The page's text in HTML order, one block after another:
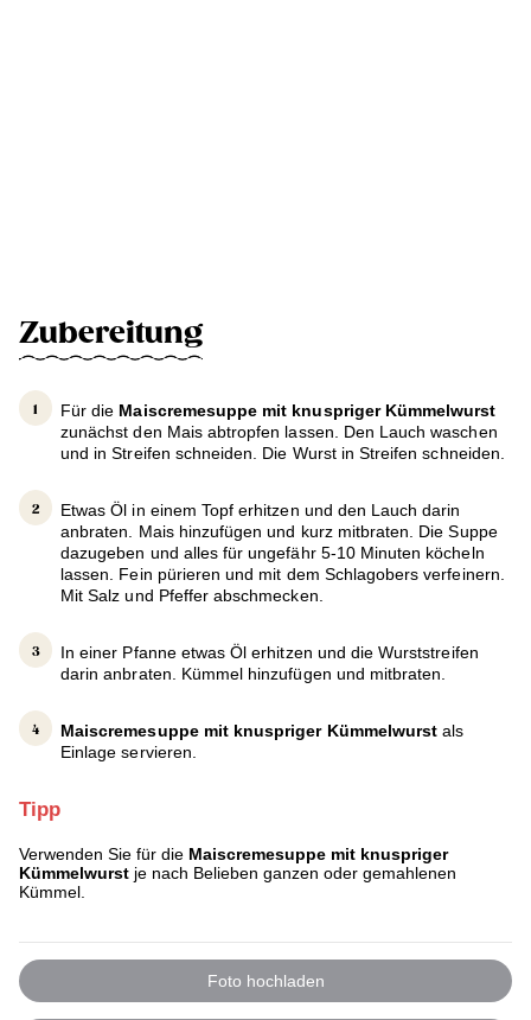
Zubereitung
Für die Maiscremesuppe mit knuspriger Kümmelwurst
zunächst den Mais abtropfen lassen. Den Lauch waschen
und in Streifen schneiden. Die Wurst in Streifen schneiden.
Etwas Öl in einem Topf erhitzen und den Lauch darin
anbraten. Mais hinzufügen und kurz mitbraten. Die Suppe
dazugeben und alles für ungefähr 5-10 Minuten köcheln
lassen. Fein pürieren und mit dem Schlagobers verfeinern.
Mit Salz und Pfeffer abschmecken.
In einer Pfanne etwas Öl erhitzen und die Wurststreifen
darin anbraten. Kümmel hinzufügen und mitbraten.
Maiscremesuppe mit knuspriger Kümmelwurstals
Einlage servieren.
Tipp
Verwenden Sie für die Maiscremesuppe mit knuspriger
Kümmelwurst je nach Belieben ganzen oder gemahlenen
Kümmel.
Foto hochladen